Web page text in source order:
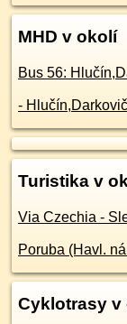
MHD v okolí
Bus 56:
-
Turistika v
Via Czechia -
Poruba (Havl.
Cyklotrasy v